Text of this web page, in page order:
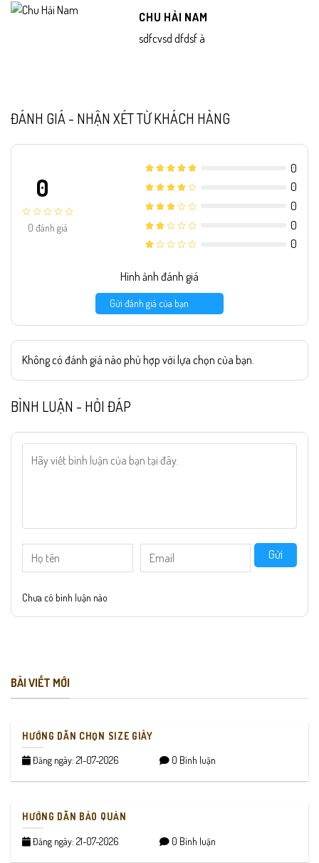
CHU HẢI NAM
sdfcvsd dfdsf à
ĐÁNH GIÁ - NHẬN XÉT TỪ KHÁCH HÀNG
0
0 đánh giá
0
0
0
0
0
Hình ảnh đánh giá
Gửi đánh giá của bạn
Không có đánh giá nào phù hợp với lựa chọn của bạn.
BÌNH LUẬN - HỎI ĐÁP
Gửi
Chưa có bình luận nào
BÀI VIẾT MỚI
HƯỚNG DẪN CHỌN SIZE GIÀY
Đăng ngày: 21-07-2026 0 Bình luận
HƯỚNG DẪN BẢO QUẢN
Đăng ngày: 21-07-2026 0 Bình luận